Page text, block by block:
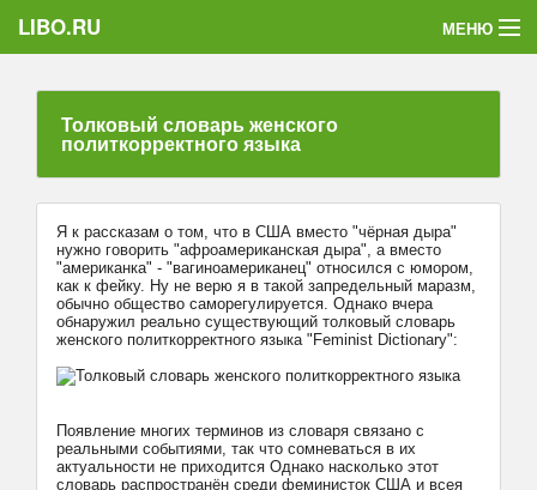
LIBO.RU МЕНЮ
Голосования
Букофки
Толковый словарь женского
политкорректного языка
Я к рассказам о том, что в США вместо "чёрная дыра"
нужно говорить "афроамериканская дыра", а вместо
"американка" - "вагиноамериканец" относился с юмором,
как к фейку. Ну не верю я в такой запредельный маразм,
обычно общество саморегулируется. Однако вчера
обнаружил реально существующий толковый словарь
женского политкорректного языка "Feminist Dictionary":
Появление многих терминов из словаря связано с
реальными событиями, так что сомневаться в их
актуальности не приходится Однако насколько этот
словарь распространён среди феминисток США и всея